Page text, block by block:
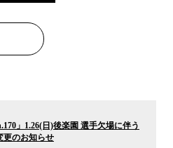
」1.26(日)後楽園 選手欠場に伴う
更のお知らせ